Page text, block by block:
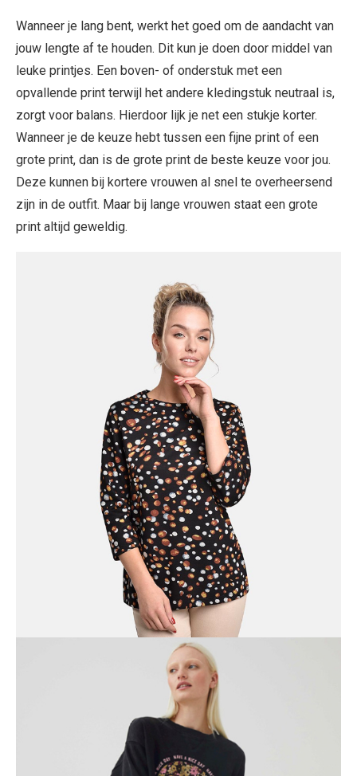
Wanneer je lang bent, werkt het goed om de aandacht van
jouw lengte af te houden. Dit kun je doen door middel van
leuke printjes. Een boven- of onderstuk met een
opvallende print terwijl het andere kledingstuk neutraal is,
zorgt voor balans. Hierdoor lijk je net een stukje korter.
Wanneer je de keuze hebt tussen een fijne print of een
grote print, dan is de grote print de beste keuze voor jou.
Deze kunnen bij kortere vrouwen al snel te overheersend
zijn in de outfit. Maar bij lange vrouwen staat een grote
print altijd geweldig.